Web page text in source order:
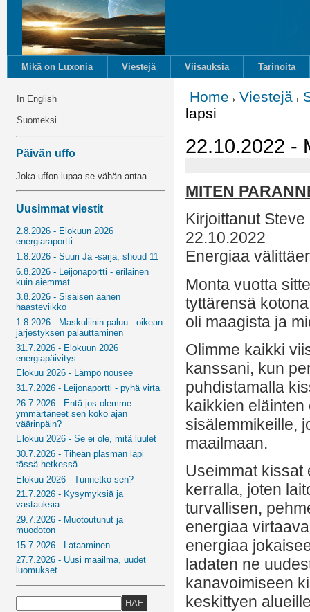
Mikä on Luxonia Viestejä Viisauksia Tarinoita
In English
Suomeksi
Päivän uffo
Joka uffon lupaa se vähän antaa
Uusimmat viestit
2.8.2026 - Elokuun 2026
energiaraportti
1.8.2026 - Suuri Ja -sarja, shoud 11
6.8.2026 - Leijonaportti - erilainen
kuin aiemmat
3.8.2026 - Sisäisen äänen
haasteviikko
1.8.2026 - Maskuliinin paluu - oikean
järjestyksen palauttaminen
31.7.2026 - Elokuun 2026
energiapäivitys
Elokuu 2026 - Lämpö nousee
31.7.2026 - Leijonaportti - pyhä virta
26.7.2026 - Entä jos olemme
ymmärtäneet sen koko ajan
väärinpäin?
Elokuu 2026 - Se ei ole, mitä luulet
30.7.2026 - Tiheän plasman läpi
tässä hetkessä
Elokuu 2026 - Tunnetko sen?
21.7.2026 - Kysymyksiä ja
vastauksia
29.7.2026 - Muotoutunut ja
muodoton
15.7.2026 - Lataaminen
27.7.2026 - Uusi maailma, uudet
luomukset
HAE
Home Viestejä
lapsi
22.10.2022 -
MITEN
Kirjoittanut
22.10.2022
Energiaa
Monta vuotta
tyttärensä
oli maagista ja
Olimme kaikki
kanssani, kun
puhdistamalla
kaikkien
sisälemmikeille,
maailmaan.
Useimmat kissat
kerralla, joten
turvallisen,
energiaa
energiaa
ladaten ne
kanavoimiseen
keskittyen